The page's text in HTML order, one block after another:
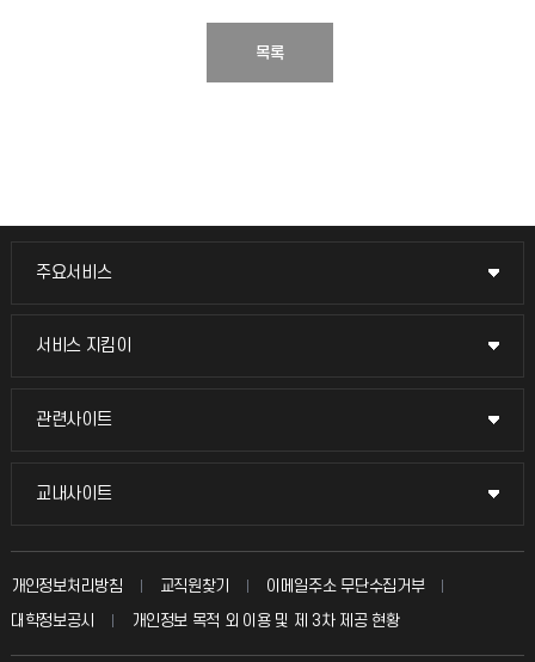
목록
주요서비스
주요서비스
교무회의방송
입학안내
서비스 지킴이
서비스 지킴이
묻고 답하기
칭찬마당
학생서비스 지킴이
관련사이트
관련사이트
국방헬프콜
교내사이트
교내사이트
교수회
교육혁신본부
개인정보처리방침 교직원찾기
이메일주소 무단수집거부
대학정보공시
개인정보 목적 외 이용 및 제 3차 제공 현황